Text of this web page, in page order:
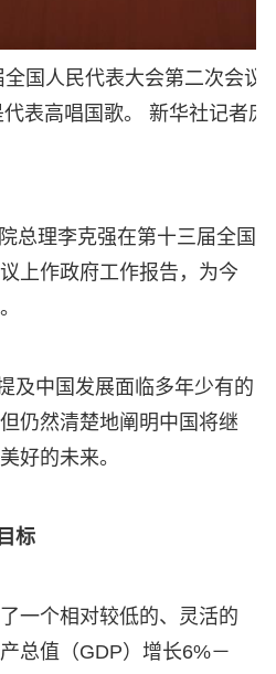
国人民代表大会第二次会议
表高唱国歌。 新华社记者庞
总理李克强在第十三届全国
上作政府工作报告，为今
及中国发展面临多年少有的
仍然清楚地阐明中国将继
好的未来。
标
一个相对较低的、灵活的
总值（GDP）增长6%－